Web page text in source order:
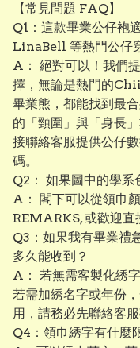
【常見問題 FAQ】
Q1：這款畢業公仔
LinaBell 等熱門公仔
A： 絕對可以！我們
擇，無論是熱門的
畢業熊，都能找到最
的「頸圍」與「身長
接聯絡客服提供公仔
碼。
Q2： 如果圖中的學系
A： 閣下可以從領巾
REMARKS, 或歡迎直
Q3：如果我有畢業禮
多久能收到？
A： 若無需客製化綉
若需加綉名字或年份
用，請務必先聯絡客
Q4：領巾綉字有什麼